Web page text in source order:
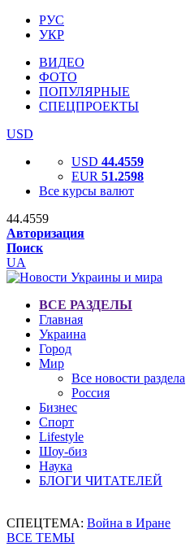
РУС
УКР
ВИДЕО
ФОТО
ПОПУЛЯРНЫЕ
СПЕЦПРОЕКТЫ
USD
USD 44.4559
EUR 51.2598
Все курсы валют
44.4559
Авторизация
Поиск
UA
ВСЕ РАЗДЕЛЫ
Главная
Украина
Город
Мир
Все новости раздела
Россия
Бизнес
Спорт
Lifestyle
Шоу-биз
Наука
БЛОГИ ЧИТАТЕЛЕЙ
СПЕЦТЕМА: Война в Иране
ВСЕ ТЕМЫ